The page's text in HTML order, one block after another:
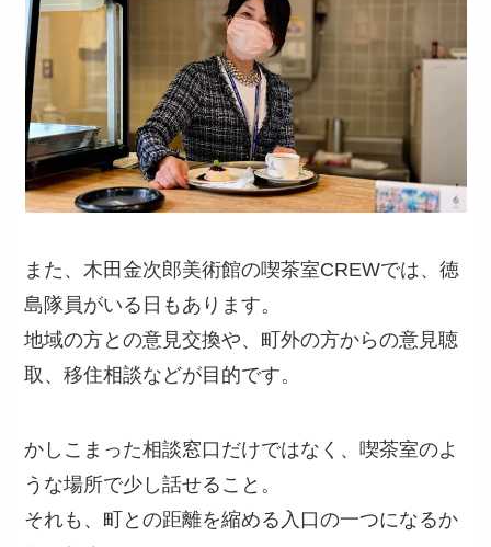
また、木田金次郎美術館の喫茶室CREWでは、徳
島隊員がいる日もあります。
地域の方との意見交換や、町外の方からの意見聴
取、移住相談などが目的です。
かしこまった相談窓口だけではなく、喫茶室のよ
うな場所で少し話せること。
それも、町との距離を縮める入口の一つになるか